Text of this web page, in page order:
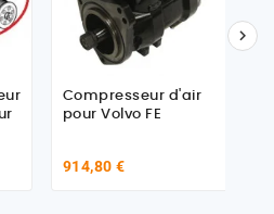
Compresseur d'air
pour Volvo FE
914,80 €
